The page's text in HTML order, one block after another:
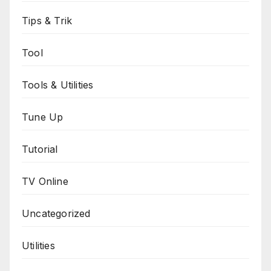
Tips & Trik
Tool
Tools & Utilities
Tune Up
Tutorial
TV Online
Uncategorized
Utilities